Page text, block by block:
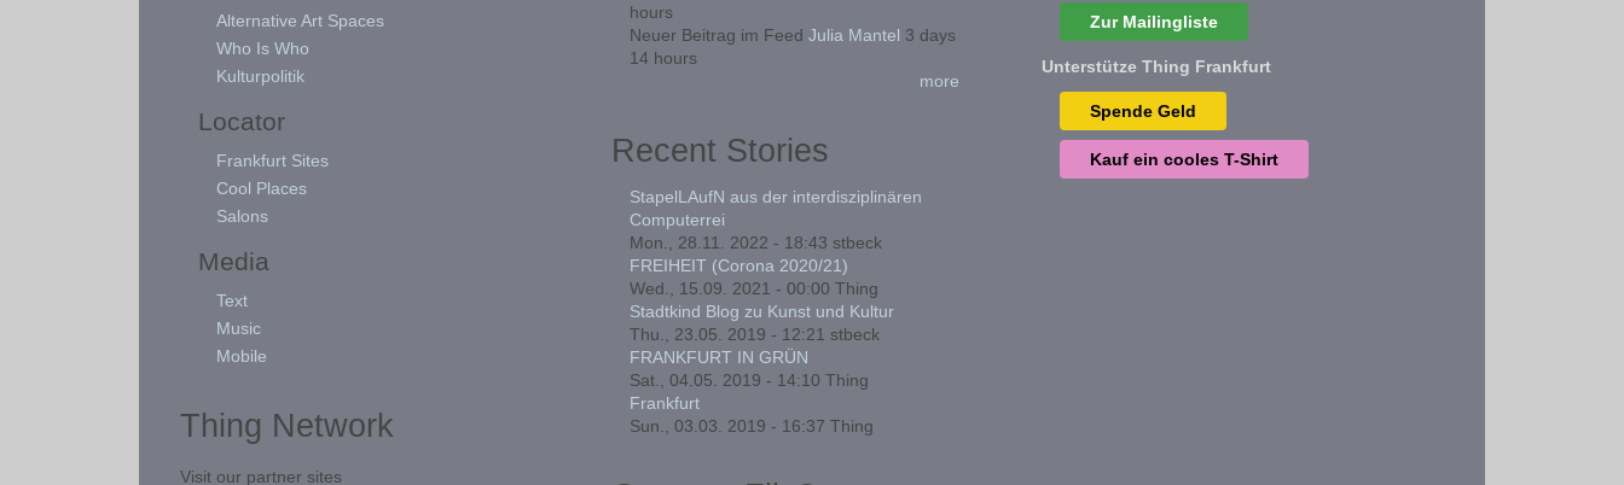
Alternative Art Spaces
Who Is Who
Kulturpolitik
Locator
Frankfurt Sites
Cool Places
Salons
Media
Text
Music
Mobile
Thing Network
Visit our partner sites
hours
Neuer Beitrag im Feed Julia Mantel 3 days
14 hours
more
Recent Stories
StapelLAufN aus der interdisziplinären
Computerrei
Mon., 28.11. 2022 - 18:43 stbeck
FREIHEIT (Corona 2020/21)
Wed., 15.09. 2021 - 00:00 Thing
Stadtkind Blog zu Kunst und Kultur
Thu., 23.05. 2019 - 12:21 stbeck
FRANKFURT IN GRÜN
Sat., 04.05. 2019 - 14:10 Thing
Frankfurt
Sun., 03.03. 2019 - 16:37 Thing
Zur Mailingliste
Unterstütze Thing Frankfurt
Spende Geld
Kauf ein cooles T-Shirt